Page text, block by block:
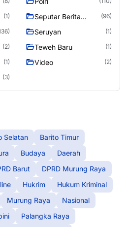
(1)
Seputar Berita
(96)
Seruyan (1)
(2) Teweh Baru (1)
(1) Video (2)
(3)
Selatan
Barito Timur
Budaya
Daerah
Barut
DPRD Murung Raya
Hukrim
Hukum Kriminal
Murung Raya
Nasional
Palangka Raya